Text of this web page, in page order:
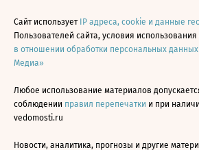
Сайт использует IP адреса, cookie и данные
Пользователей сайта, условия
в отношении обработки персональных
Медиа»
Любое использование материалов
соблюдении правил перепечатки и при
vedomosti.ru
Новости, аналитика, прогнозы и другие